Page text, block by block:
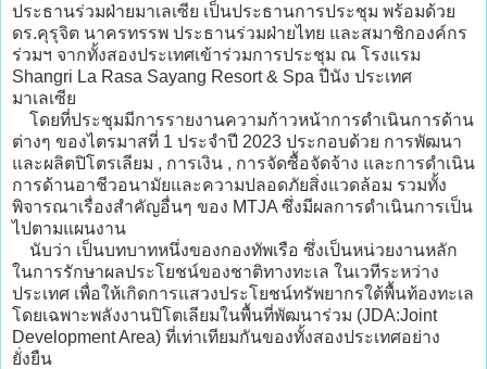
ประธานร่วมฝ่ายมาเลเซีย เป็นประธานการประชุม พร้อมด้วย
ดร.คุรุจิต นาครทรรพ ประธานร่วมฝ่ายไทย และสมาชิกองค์กร
ร่วมฯ จากทั้งสองประเทศเข้าร่วมการประชุม ณ โรงแรม
Shangri La Rasa Sayang Resort & Spa ปีนัง ประเทศ
มาเลเซีย
โดยที่ประชุมมีการรายงานความก้าวหน้าการดำเนินการด้าน
ต่างๆ ของไตรมาสที่ 1 ประจำปี 2023 ประกอบด้วย การพัฒนา
และผลิตปิโตรเลียม , การเงิน , การจัดซื้อจัดจ้าง และการดำเนิน
การด้านอาชีวอนามัยและความปลอดภัยสิ่งแวดล้อม รวมทั้ง
พิจารณาเรื่องสำคัญอื่นๆ ของ MTJA ซึ่งมีผลการดำเนินการเป็น
ไปตามแผนงาน
นับว่า เป็นบทบาทหนึ่งของกองทัพเรือ ซึ่งเป็นหน่วยงานหลัก
ในการรักษาผลประโยชน์ของชาติทางทะเล ในเวทีระหว่าง
ประเทศ เพื่อให้เกิดการแสวงประโยชน์ทรัพยากรใต้พื้นท้องทะเล
โดยเฉพาะพลังงานปิโตเลียมในพื้นที่พัฒนาร่วม (JDA:Joint
Development Area) ที่เท่าเทียมกันของทั้งสองประเทศอย่าง
ยั่งยืน